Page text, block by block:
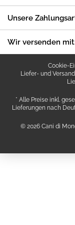
Unsere
Wir versenden
Cookie-
Liefer- und
* Alle Preise inkl.
Lieferungen nach
© 2026 Cani di